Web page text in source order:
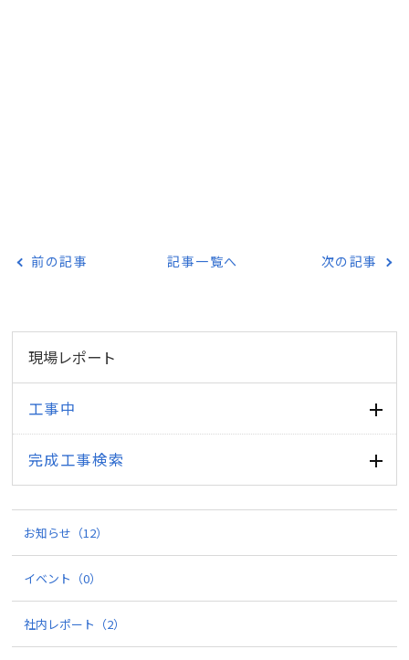
前の記事 記事一覧へ 次の記事
現場レポート
工事中
完成工事検索
お知らせ （12）
イベント （0）
社内レポート （2）